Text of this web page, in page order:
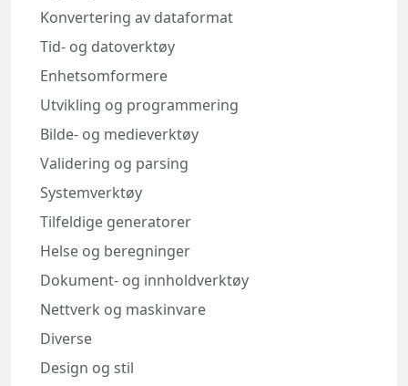
Konvertering av dataformat
Tid- og datoverktøy
Enhetsomformere
Utvikling og programmering
Bilde- og medieverktøy
Validering og parsing
Systemverktøy
Tilfeldige generatorer
Helse og beregninger
Dokument- og innholdverktøy
Nettverk og maskinvare
Diverse
Design og stil